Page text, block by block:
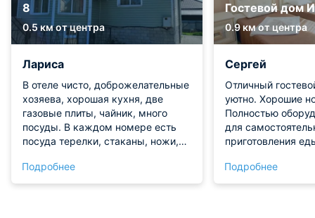
8
0.5 км от центра
Лариса
В отеле чисто, доброжелательные
хозяева, хорошая кухня, две
газовые плиты, чайник, много
посуды. В каждом номере есть
посуда терелки, стаканы, ножи,
трехместном номере чистые
стены и потолок, пол плитка.
Подробнее
Гостевой дом
0.9 км от центра
Сергей
Отличный гостевой
уютно. Хорошие
Полностью
для
приготовления
пешком. Мы
нас это плюс.
Подробнее